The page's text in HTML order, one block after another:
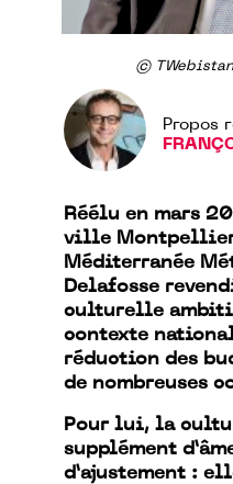
©
Propos
Réélu en mars
ville
Méditerranée
Delafosse
culturelle
contexte
réduction des
de nombreuses
Pour lui, la
supplément
d’ajustement :